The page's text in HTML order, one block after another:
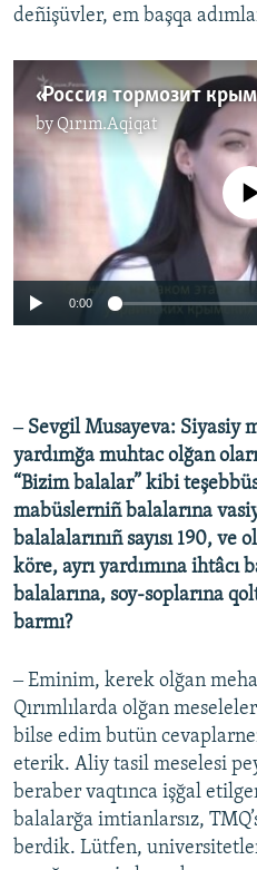
deñişüvler, em başqa
byQırım.Aqiqat
No media
0:00
‒ Sevgil Musayeva: Siyasiy
yardımğa muhtac olğan
“Bizim balalar” kibi
mabüslerniñ balalarına
balalalarınıñ sayısı 190, ve
köre, ayrı yardımına ihtâcı
balalarına, soy-soplarına
barmı?
‒ Eminim, kerek olğan
Qırımlılarda olğan
bilse edim butün
eterik. Aliy tasil meselesi
beraber vaqtınca işğal
balalarğa imtianlarsız,
berdik. Lütfen,